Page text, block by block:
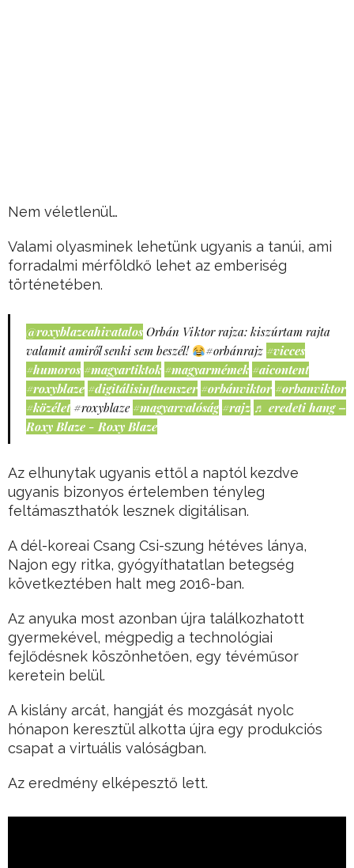
Nem véletlenül…
Valami olyasminek lehetünk ugyanis a tanúi, ami
forradalmi mérföldkő lehet az emberiség
történetében.
@roxyblazeahivatalos Orbán Viktor rajza: kiszúrtam rajta
valamit amiről senki sem beszél!
#orbánrajz #vicces
#humoros #magyartiktok #magyarmémek #aicontent
#roxyblaze #digitálisinfluenszer #orbánviktor #orbanviktor
#közélet #roxyblaze #magyarvalóság #rajz ♬ eredeti hang –
Roxy Blaze - Roxy Blaze
Az elhunytak ugyanis ettől a naptól kezdve
ugyanis bizonyos értelemben tényleg
feltámaszthatók lesznek digitálisan.
A dél-koreai Csang Csi-szung hétéves lánya,
Najon egy ritka, gyógyíthatatlan betegség
következtében halt meg 2016-ban.
Az anyuka most azonban újra találkozhatott
gyermekével, mégpedig a technológiai
fejlődésnek köszönhetően, egy tévéműsor
keretein belül.
A kislány arcát, hangját és mozgását nyolc
hónapon keresztül alkotta újra egy produkciós
csapat a virtuális valóságban.
Az eredmény elképesztő lett.